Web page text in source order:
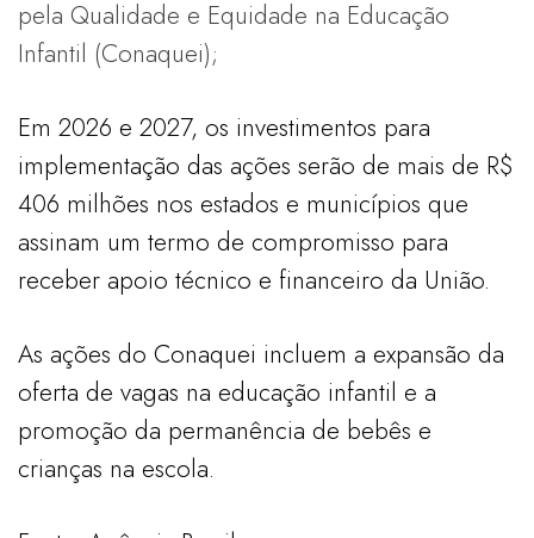
pela Qualidade e Equidade na Educação
Infantil (Conaquei);
Em 2026 e 2027, os investimentos para
implementação das ações serão de mais de R$
406 milhões nos estados e municípios que
assinam um termo de compromisso para
receber apoio técnico e financeiro da União.
As ações do Conaquei incluem a expansão da
oferta de vagas na educação infantil e a
promoção da permanência de bebês e
crianças na escola.